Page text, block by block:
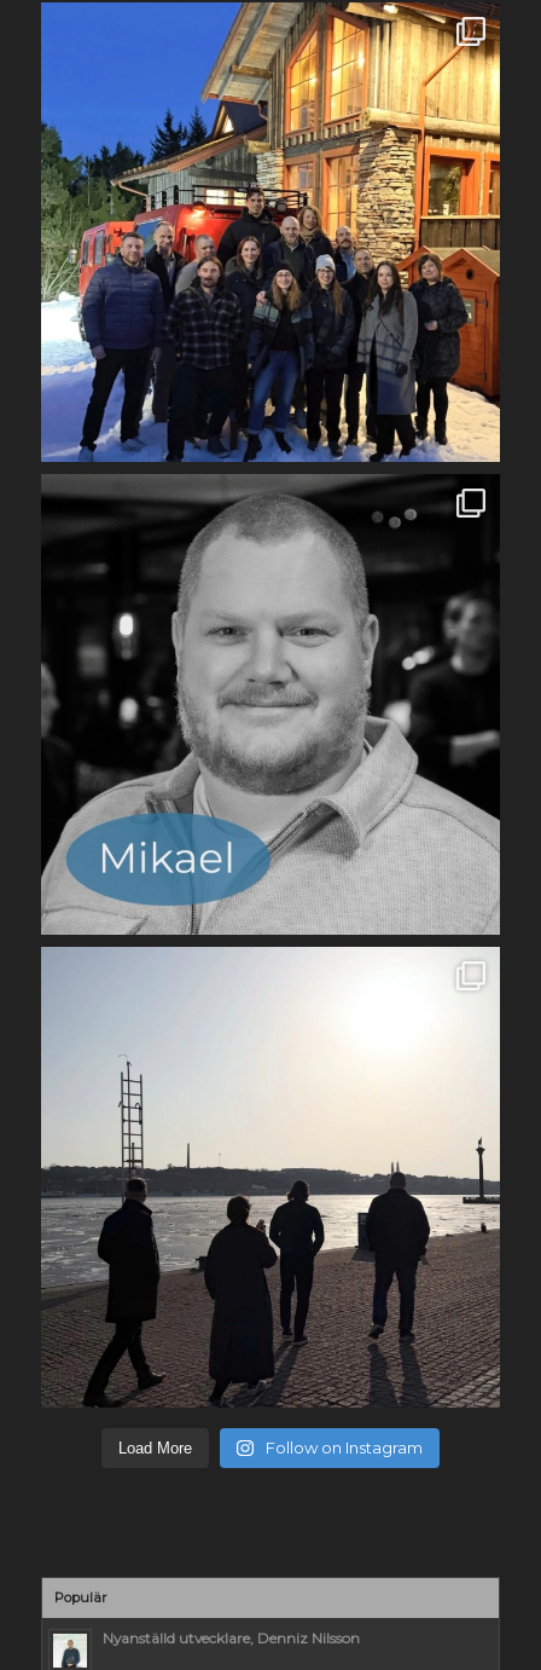
Load More Follow on Instagram
Populär
Nyanställd utvecklare, Denniz Nilsson